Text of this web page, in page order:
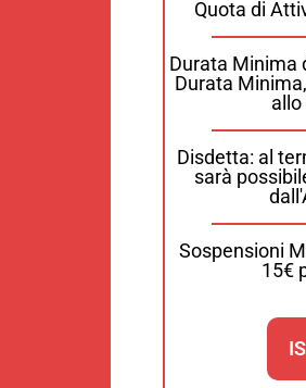
Quota di
Durata Minima
Durata
Disdetta: al
sarà
Sospensioni
15€